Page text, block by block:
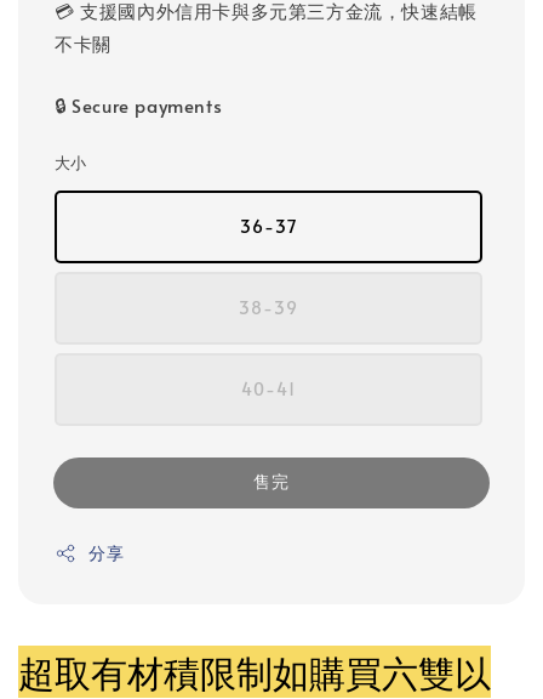
💳 支援國內外信用卡與多元第三方金流，快速結帳
不卡關
🔒 Secure payments
大小
36-37
38-39
40-41
售完
分享
超取有材積限制如購買六雙以